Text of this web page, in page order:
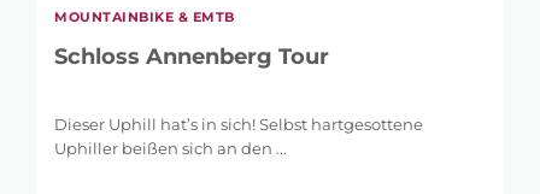
MOUNTAINBIKE & EMTB
Schloss Annenberg Tour
Dieser Uphill hat’s in sich! Selbst hartgesottene
Uphiller beißen sich an den ...